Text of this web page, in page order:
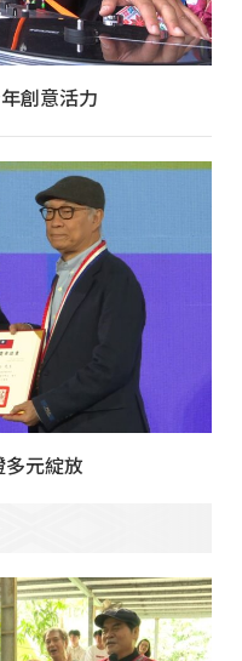
創意活力
元綻放